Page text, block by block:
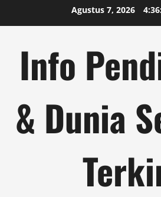
to
Agustus 7, 2026
Info
& Dunia